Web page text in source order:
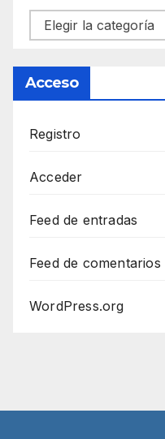
Categorías
Acceso
Registro
Acceder
Feed de entradas
Feed de comentarios
WordPress.org